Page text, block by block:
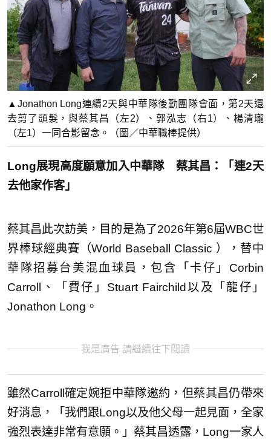
▲Jonathon Long連續2天與中華隊後勤團隊會面，第2天還
去剪了頭髮，與蔡其昌（左2）、郭泓志（右1）、楊清瓏
（左1）一同合影留念。（圖／中華職棒提供）
Long展現高度願意加入中華隊 蔡其昌：「連2天
去他家作客」
蔡其昌此次訪美，目的是為了2026年第6屆WBC世
界棒球經典賽（World Baseball Classic ），替中
華隊招募台美混血球員，包含「卡仔」Corbin
Carroll、「費仔」Stuart Fairchild以及「龍仔」
Jonathon Long。
我是廣告 請繼續往下閱讀
雖然Carroll確定婉拒中華隊邀約，但蔡其昌仍帶來
好消息，「我們跟Long以及他父母一起見面，全家
強烈表達非常有意願。」蔡其昌透露，Long一家人